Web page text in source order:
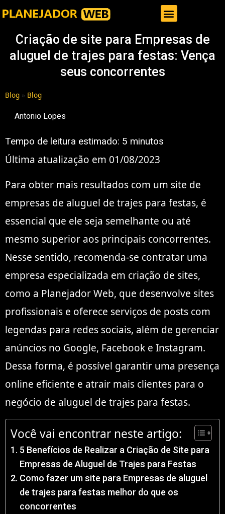
Criação de site para Empresas de
aluguel de trajes para festas: Vença
seus concorrentes
Blog » Blog
Antonio Lopes
Tempo de leitura estimado: 5 minutos
Última atualização em 01/08/2023
Para obter mais resultados com um site de
empresas de aluguel de trajes para festas, é
essencial que ele seja semelhante ou até
mesmo superior aos principais concorrentes.
Nesse sentido, recomenda-se contratar uma
empresa especializada em criação de sites,
como a Planejador Web, que desenvolve sites
profissionais e oferece serviços de posts com
legendas para redes sociais, além de gerenciar
anúncios no Google, Facebook e Instagram.
Dessa forma, é possível garantir uma presença
online eficiente e atrair mais clientes para o
negócio de aluguel de trajes para festas.
Você vai encontrar neste artigo:
5 Benefícios de Realizar a Criação de Site para
Empresas de Aluguel de Trajes para Festas
Como fazer um site para Empresas de aluguel
de trajes para festas melhor do que os
concorrentes